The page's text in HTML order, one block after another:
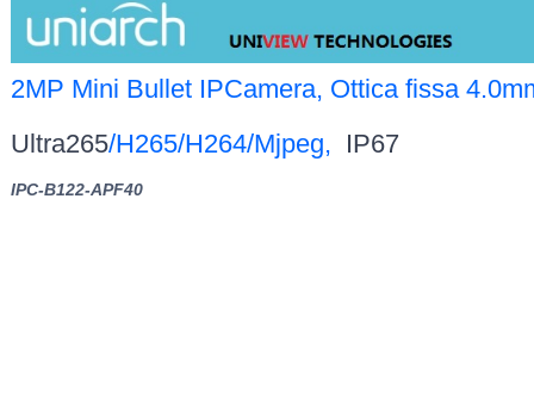
2MP Mini Bullet IPCamera, Ottica fissa
Ultra265/H265/H264/Mjpeg, IP67
IPC-B122-APF40